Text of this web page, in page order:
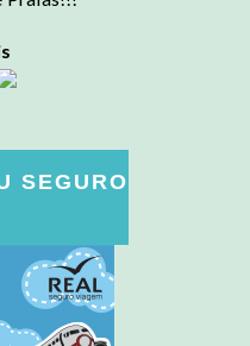
SEGURO